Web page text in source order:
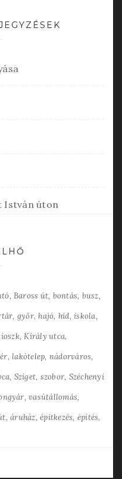
István úton
Baross út bontás busz
győr hajó híd iskola
Király utca
lakótelep nádorváros
Sziget szobor Széchenyi
vasútállomás
áruház építkezés építés